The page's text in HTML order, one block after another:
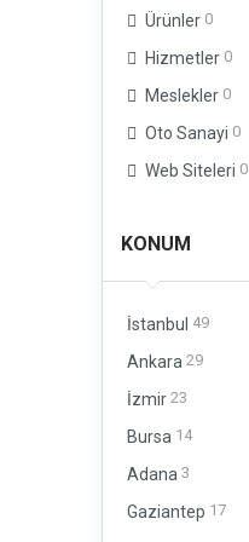
Ürünler 0
Hizmetler 0
Meslekler 0
Oto Sanayi 0
Web Siteleri 0
KONUM
İstanbul 49
Ankara 29
İzmir 23
Bursa 14
Adana 3
Gaziantep 17